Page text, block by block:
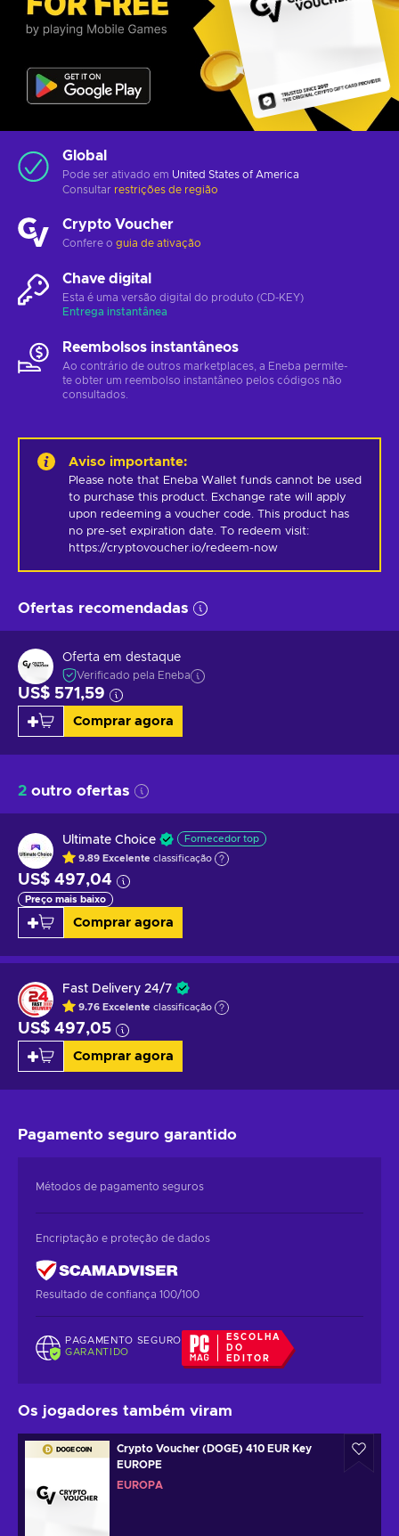
Global
Pode ser ativado em United States of America
Consultar restrições de região
Crypto Voucher
Confere o guia de ativação
Chave digital
Esta é uma versão digital do produto (CD-KEY)
Entrega instantânea
Reembolsos instantâneos
Ao contrário de outros marketplaces, a Eneba permite-
te obter um reembolso instantâneo pelos códigos não
consultados.
Aviso importante:
Please note that Eneba Wallet funds cannot be used
to purchase this product. Exchange rate will apply
upon redeeming a voucher code. This product has
no pre-set expiration date. To redeem visit:
https://cryptovoucher.io/redeem-now
Ofertas recomendadas
Oferta em destaque
Verificado pela Eneba
US$ 571,59
Comprar agora
2 outro ofertas
Ultimate Choice Fornecedor top
9.89 Excelente classificação
US$ 497,04
Preço mais baixo
Comprar agora
Fast Delivery 24/7
9.76 Excelente classificação
US$ 497,05
Comprar agora
Pagamento seguro garantido
Métodos de pagamento seguros
Encriptação e proteção de dados
Resultado de confiança 100/100
PAGAMENTO SEGURO
GARANTIDO
ESCOLHA
DO
EDITOR
Os jogadores também viram
Crypto Voucher (DOGE) 410 EUR Key
EUROPE
EUROPA